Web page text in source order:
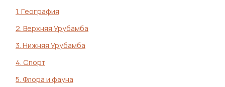
1. География
2. Верхняя Урубамба
3. Нижняя Урубамба
4. Спорт
5. Флора и фауна